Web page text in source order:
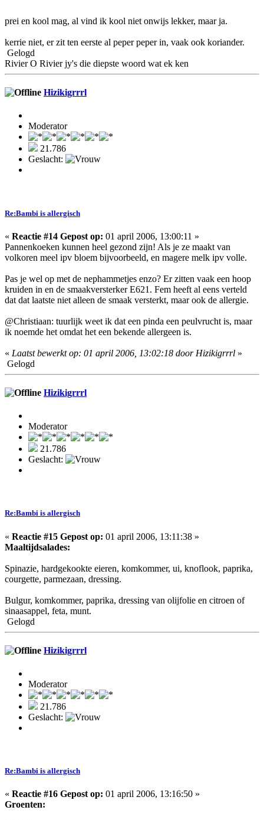
prei en kool mag, al vind ik kool niet onwijs lekker, maar ja.
kerrie niet, er zit ten eerste al peper peper in, vaak ook koriander.
Gelogd
Rivier O Rivier jy's die diepste woord wat ek ken
Hizikigrrrl
Moderator
21.786
Geslacht:
Re:Bambi is allergisch
« Reactie #14 Gepost op: 01 april 2006, 13:00:11 »
Pannenkoeken kunnen heel gezond zijn! Als je ze maakt van
volkoren meel ipv bloem bijvoorbeeld, en magere melk ipv volle.
Pas je wel op met de nephammetjes enzo? Er zitten vaak een hoop
kruiden in en de smaakversterker E621. Fem heeft al eens verteld
dat dat laatste niet alleen de smaak versterkt, maar ook de allergie.
@Christiaan: tuurlijk weet ik dat een pinda een peulvrucht is, maar
ik noemde het omdat het een bekende allergeen is.
« Laatst bewerkt op: 01 april 2006, 13:02:18 door Hizikigrrrl »
Gelogd
Hizikigrrrl
Moderator
21.786
Geslacht:
Re:Bambi is allergisch
« Reactie #15 Gepost op: 01 april 2006, 13:11:38 »
Maaltijdsalades:
Spinazie, hardgekookte eieren, komkommer, ui, knoflook, paprika,
courgette, parmezaan, dressing.
Bulgur, komkommer, paprika, dressing van olijfolie en citroen of
sinaasappel, feta, munt.
Gelogd
Hizikigrrrl
Moderator
21.786
Geslacht:
Re:Bambi is allergisch
« Reactie #16 Gepost op: 01 april 2006, 13:16:50 »
Groenten: